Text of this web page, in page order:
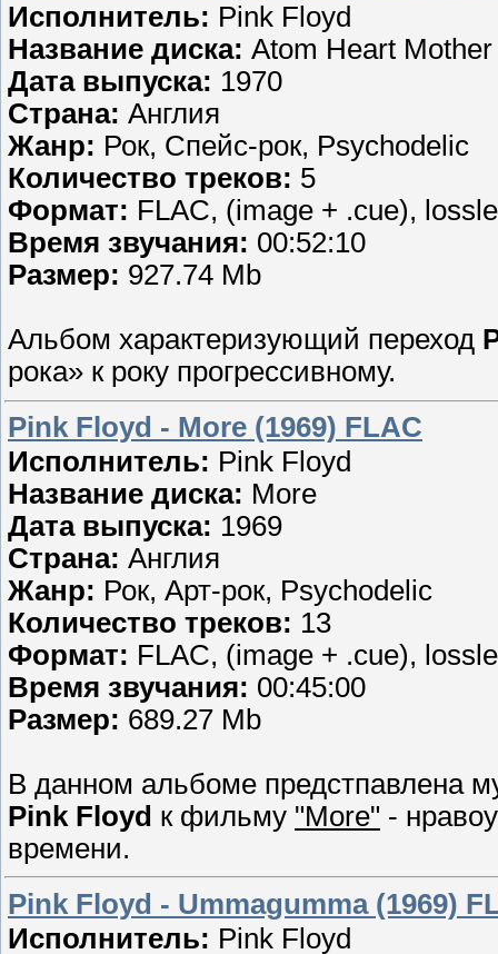
Исполнитель: Pink Floyd
Название диска: Atom Heart Mother
Дата выпуска: 1970
Страна: Англия
Жанр: Рок, Спейс-рок, Psychodelic
Количество треков: 5
Формат: FLAC, (image + .cue),
Время звучания: 00:52:10
Размер: 927.74 Mb
Альбом характеризующий переход
рока» к року прогрессивному.
Pink Floyd - More (1969) FLAC
Исполнитель: Pink Floyd
Название диска: More
Дата выпуска: 1969
Страна: Англия
Жанр: Рок, Арт-рок, Psychodelic
Количество треков: 13
Формат: FLAC, (image + .cue),
Время звучания: 00:45:00
Размер: 689.27 Mb
В данном альбоме предстпавлена
Pink Floyd к фильму "More" -
времени.
Pink Floyd - Ummagumma (1969)
Исполнитель: Pink Floyd